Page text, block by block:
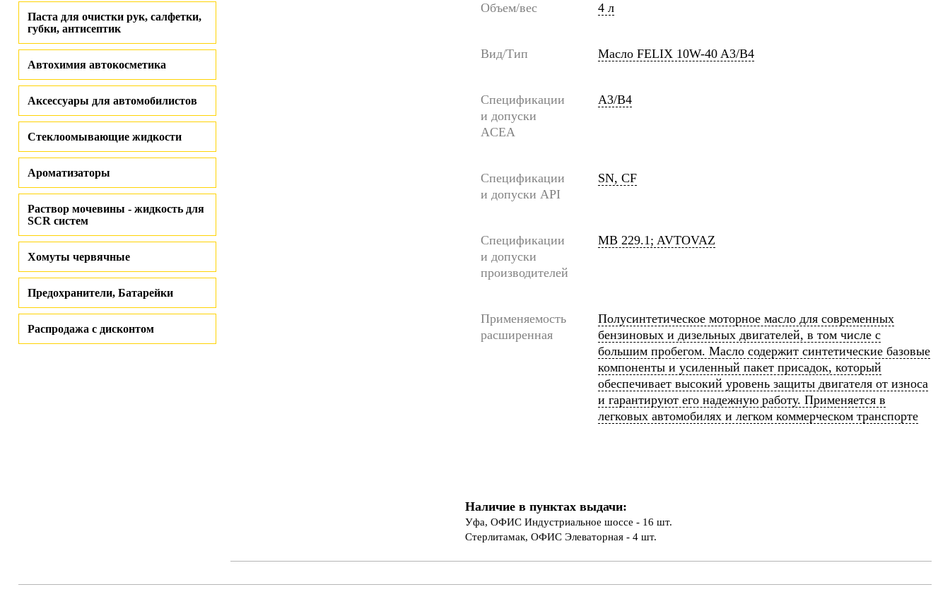
Паста для очистки рук, салфетки,
губки, антисептик
Автохимия автокосметика
Аксессуары для автомобилистов
Стеклоомывающие жидкости
Ароматизаторы
Раствор мочевины - жидкость для
SCR систем
Хомуты червячные
Предохранители, Батарейки
Распродажа с дисконтом
Объем/вес 4 л
Вид/Тип Масло FELIX 10W-40 A3/B4
Спецификации
и допуски
ACEA
A3/B4
Спецификации
и допуски API
SN, CF
Спецификации
и допуски
производителей
MB 229.1; AVTOVAZ
Применяемость
расширенная
Полусинтетическое моторное масло для современных
бензиновых и дизельных двигателей, в том числе с
большим пробегом. Масло содержит синтетические базовые
компоненты и усиленный пакет присадок, который
обеспечивает высокий уровень защиты двигателя от износа
и гарантируют его надежную работу. Применяется в
легковых автомобилях и легком коммерческом транспорте
Наличие в пунктах выдачи:
Уфа, ОФИС Индустриальное шоссе - 16 шт.
Стерлитамак, ОФИС Элеваторная - 4 шт.